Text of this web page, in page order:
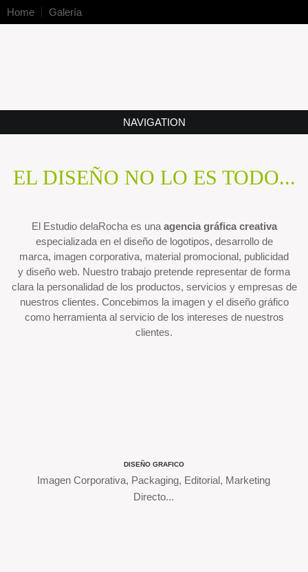
Home Galería
NAVIGATION
EL DISEÑO NO LO ES TODO...
El Estudio delaRocha es una agencia gráfica creativa
especializada en el diseño de logotipos, desarrollo de
marca, imagen corporativa, material promocional, publicidad
y diseño web. Nuestro trabajo pretende representar de forma
clara la personalidad de los productos, servicios y empresas de
nuestros clientes. Concebimos la imagen y el diseño gráfico
como herramienta al servicio de los intereses de nuestros
clientes.
DISEÑO GRAFICO
Imagen Corporativa, Packaging, Editorial, Marketing
Directo...